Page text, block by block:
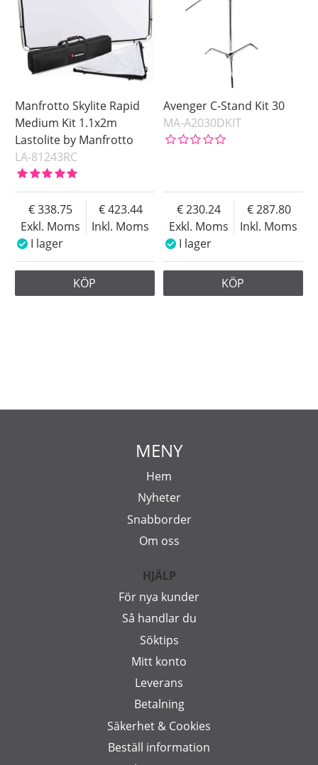
Manfrotto Skylite Rapid
Medium Kit 1.1x2m
Lastolite by Manfrotto
LA-81243RC
Exkl. Moms
338.75
Inkl. Moms
423.44
I lager
KÖP
Avenger C-Stand Kit 30
MA-A2030DKIT
Exkl. Moms
230.24
Inkl. Moms
287.80
I lager
KÖP
MENY
Hem
Nyheter
Snabborder
Om oss
HJÄLP
För nya kunder
Så handlar du
Söktips
Mitt konto
Leverans
Betalning
Säkerhet & Cookies
Beställ information